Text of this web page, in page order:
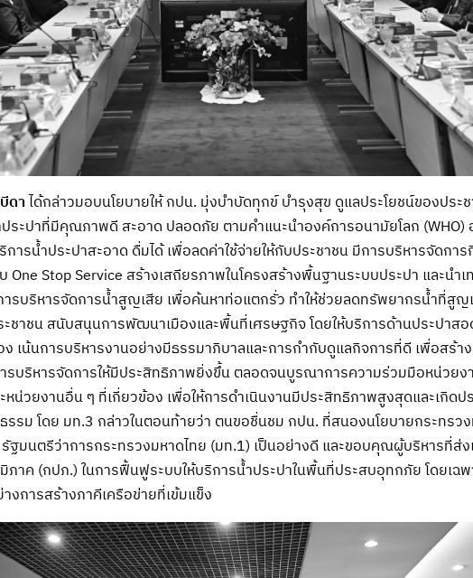
ดาได้กล่าวมอบนโยบายให้ กปน. มุ่งบำบัดทุกข์ บำรุงสุข ดูแลประโยชน์ของประ
ระปาที่มีคุณภาพดี สะอาด ปลอดภัย ตามคำแนะนำองค์การอนามัยโลก (WHO)
ารน้ำประปาสะอาด ดื่มได้ เพื่อลดค่าใช้จ่ายให้กับประชาชน มีการบริหารจัดกา
One Stop Service สร้างเสถียรภาพในโครงสร้างพื้นฐานระบบประปา และนำ
ารบริหารจัดการน้ำสูญเสีย เพื่อค้นหาท่อแตกรั่ว ทำให้ช่วยลดทรัพยากรน้ำที่สูญ
ชาชน สนับสนุนการพัฒนาเมืองและพื้นที่เศรษฐกิจ โดยให้บริการด้านประปาส
เน้นการบริหารงานอย่างมีธรรมาภิบาลและการกำกับดูแลกิจการที่ดี เพื่อสร้า
รบริหารจัดการให้มีประสิทธิภาพยิ่งขึ้น ตลอดจนบูรณาการความร่วมมือหน่วยง
หน่วยงานอื่น ๆ ที่เกี่ยวข้อง เพื่อให้การดำเนินงานมีประสิทธิภาพสูงสุดและเกิดป
รรม โดย มท.3 กล่าวในตอนท้ายว่า ตนขอชื่นชม กปน. ที่สนองนโยบายกระทรวง
มนตรีว่าการกระทรวงมหาดไทย (มท.1) เป็นอย่างดี และขอบคุณผู้บริหารที่ส่ง
ภาค (กปภ.) ในการฟื้นฟูระบบให้บริการน้ำประปาในพื้นที่ประสบอุทกภัย โดยเฉ
งการสร้างภาคีเครือข่ายที่เข้มแข็ง